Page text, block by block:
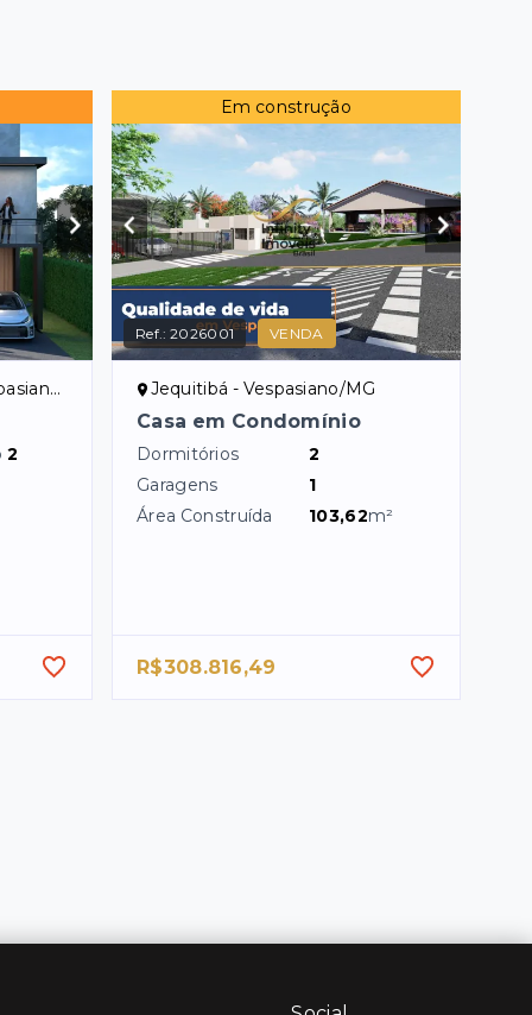
MG
2
Em construção
Ref.:2026001 VENDA
Jequitibá - Vespasiano/MG
Casa em Condomínio
Dormitórios
2
Garagens
1
Área Construída
103,62m²
R$308.816,49